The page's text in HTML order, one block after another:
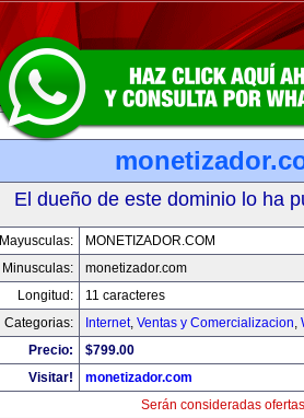
El dueño de este dominio lo ha
Mayusculas:
MONETIZADOR.COM
Minusculas:
monetizador.com
Longitud:
11 caracteres
Categorias:
Internet, Ventas y Comercializacion,
Precio:
$799.00
Visitar!
monetizador.com
Serán consideradas ofertas